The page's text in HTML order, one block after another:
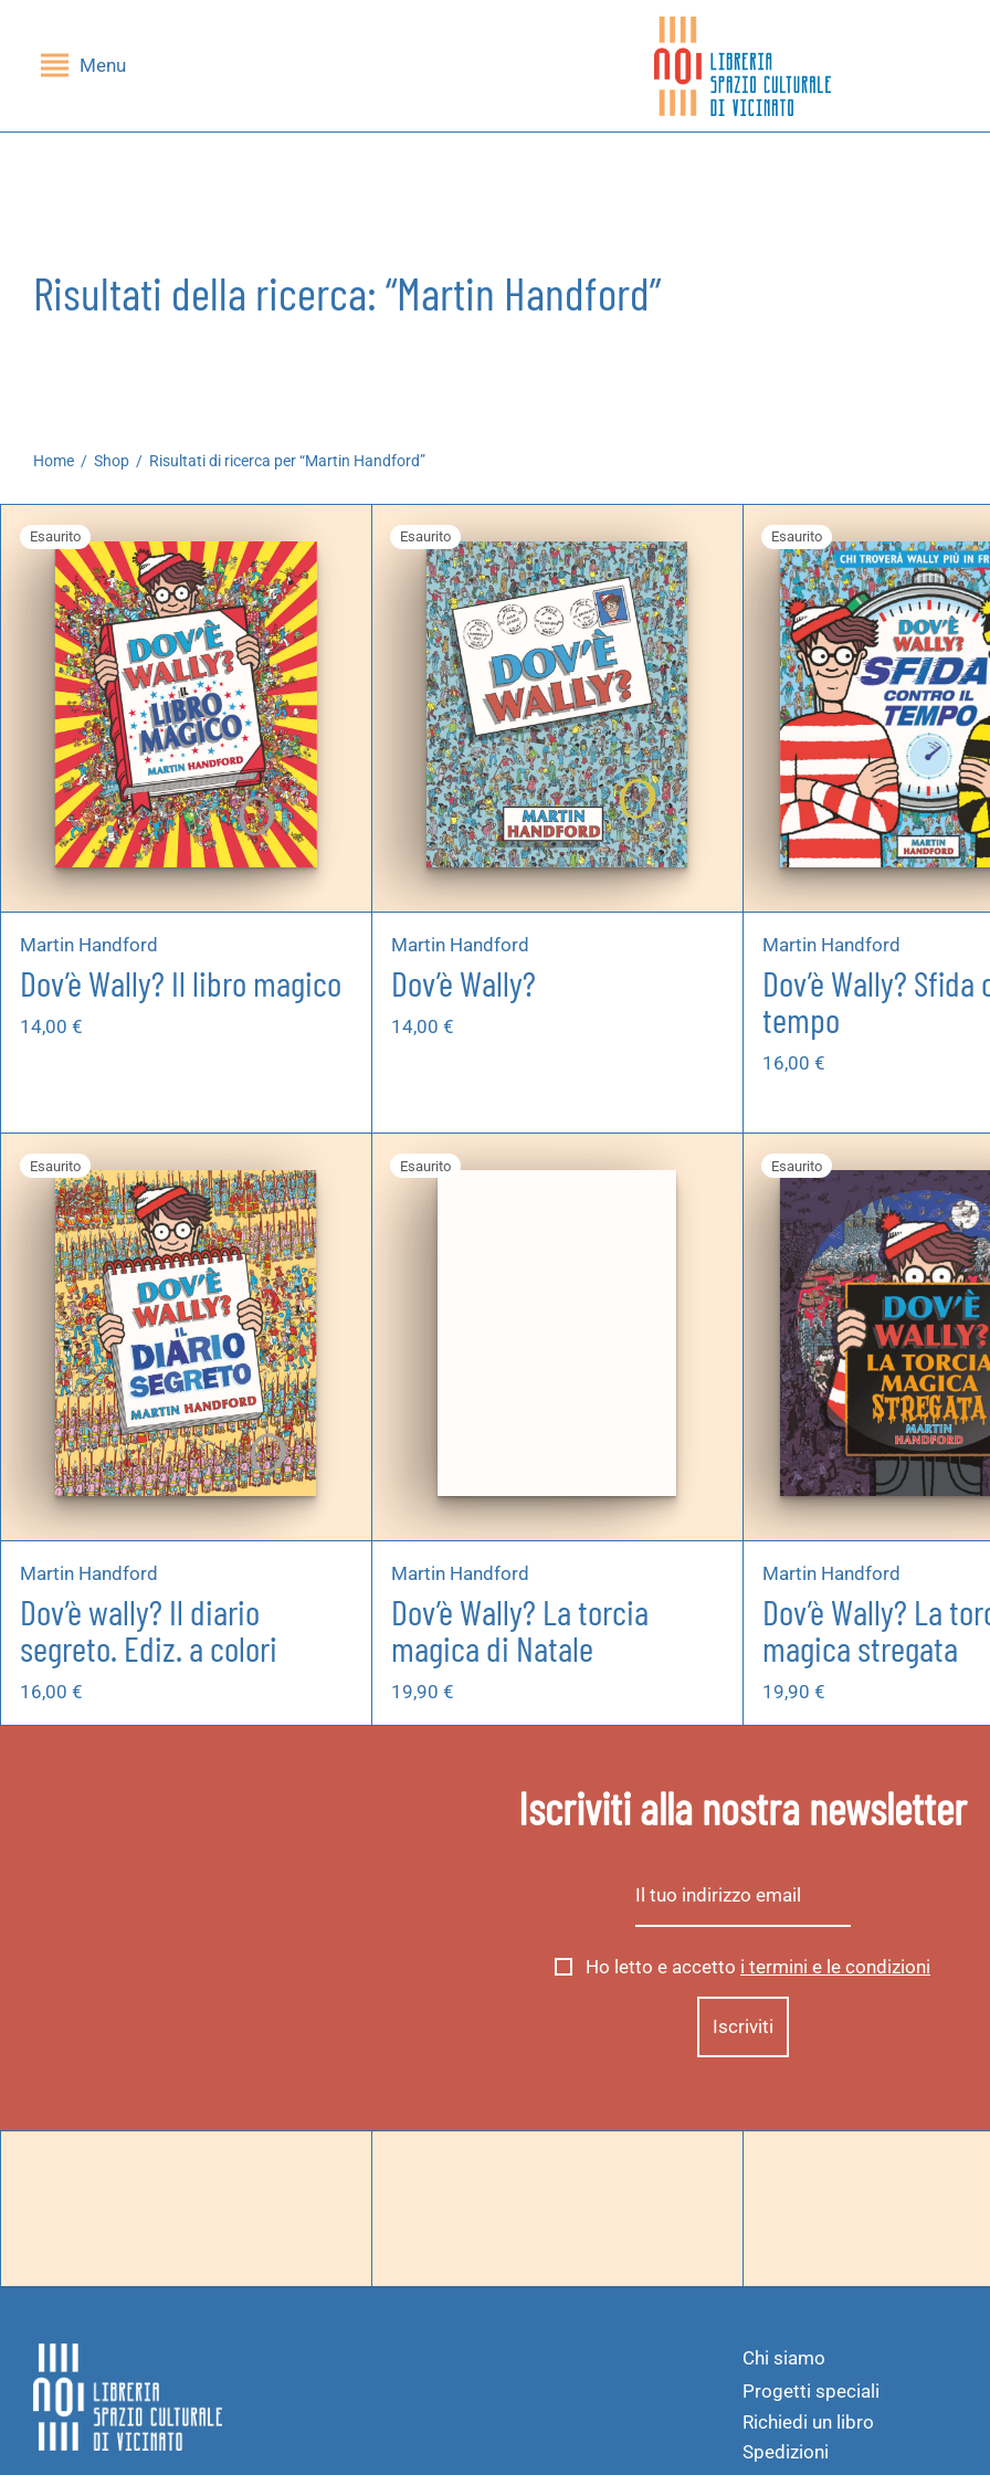
Menu
Risultati della ricerca: “Martin Handford”
Home / Shop / Risultati di ricerca per “Martin Handford”
Esaurito
Martin Handford
Dov’è Wally? Il libro magico
14,00 €
Esaurito
Martin Handford
Dov’è Wally?
14,00 €
Esaurito
Martin Handford
Dov’è Wally?
tempo
16,00 €
Esaurito
Martin Handford
Dov’è wally? Il diario
segreto. Ediz. a colori
16,00 €
Esaurito
Martin Handford
Dov’è Wally? La torcia
magica di Natale
19,90 €
Esaurito
Martin Handford
Dov’è Wally? La
magica stregata
19,90 €
Iscriviti alla nostra newsletter
Ho letto e accetto i termini e le condizioni
Chi siamo
Progetti speciali
Richiedi un libro
Spedizioni
Riviste
Buoni regalo
Mandragola